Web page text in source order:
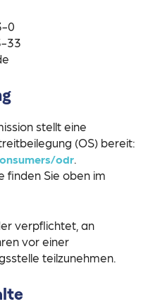
0
33
stellt eine
(OS) bereit:
odr.
finden Sie oben im
verpflichtet, an
vor einer
teilzunehmen.